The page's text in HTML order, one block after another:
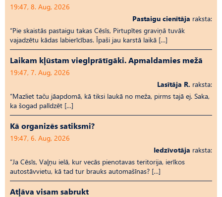
19:47, 8. Aug, 2026
Pastaigu cienītāja raksta:
“Pie skaistās pastaigu takas Cēsīs, Pirtupītes graviņā tuvāk
vajadzētu kādas labierīcības. Īpaši jau karstā laikā […]
Laikam kļūstam vieglprātīgāki. Apmaldamies mežā
19:47, 7. Aug, 2026
Lasītāja R. raksta:
“Mazliet taču jāapdomā, kā tiksi laukā no meža, pirms tajā ej. Saka,
ka šogad palīdzēt […]
Kā organizēs satiksmi?
19:47, 6. Aug, 2026
Iedzīvotāja raksta:
“Ja Cēsīs, Vaļņu ielā, kur vecās pienotavas teritorija, ierīkos
autostāvvietu, kā tad tur brauks automašīnas? […]
Atļāva visam sabrukt